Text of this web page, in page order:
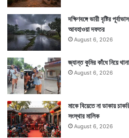
দক্ষিণবঙ্গে ভারী বৃষ্টির
আবহাওয়া দফতর
August 6, 2026
জ্যান্ত কুমির কাঁধে নিয়ে
August 6, 2026
মাকে বিয়েতে না ডাকায়
সংস্থার মালিক
August 6, 2026